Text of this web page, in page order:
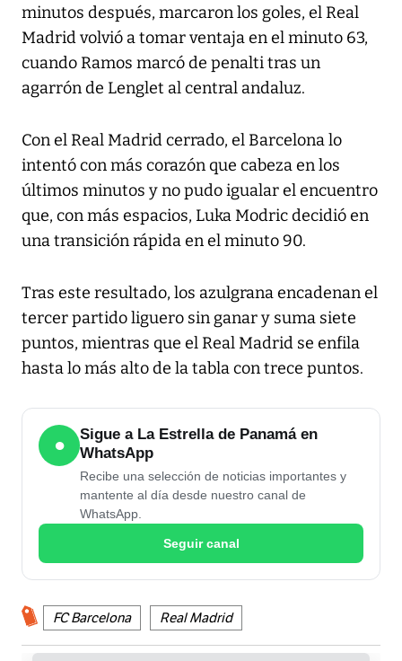
minutos después, marcaron los goles, el Real
Madrid volvió a tomar ventaja en el minuto 63,
cuando Ramos marcó de penalti tras un
agarrón de Lenglet al central andaluz.
Con el Real Madrid cerrado, el Barcelona lo
intentó con más corazón que cabeza en los
últimos minutos y no pudo igualar el encuentro
que, con más espacios, Luka Modric decidió en
una transición rápida en el minuto 90.
Tras este resultado, los azulgrana encadenan el
tercer partido liguero sin ganar y suma siete
puntos, mientras que el Real Madrid se enfila
hasta lo más alto de la tabla con trece puntos.
●
Sigue a La Estrella de Panamá en
WhatsApp
Recibe una selección de noticias importantes y
mantente al día desde nuestro canal de
WhatsApp.
Seguir canal
FC Barcelona Real Madrid